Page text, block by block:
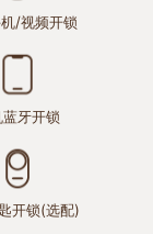
/视频开锁
牙开锁
开锁(选配)